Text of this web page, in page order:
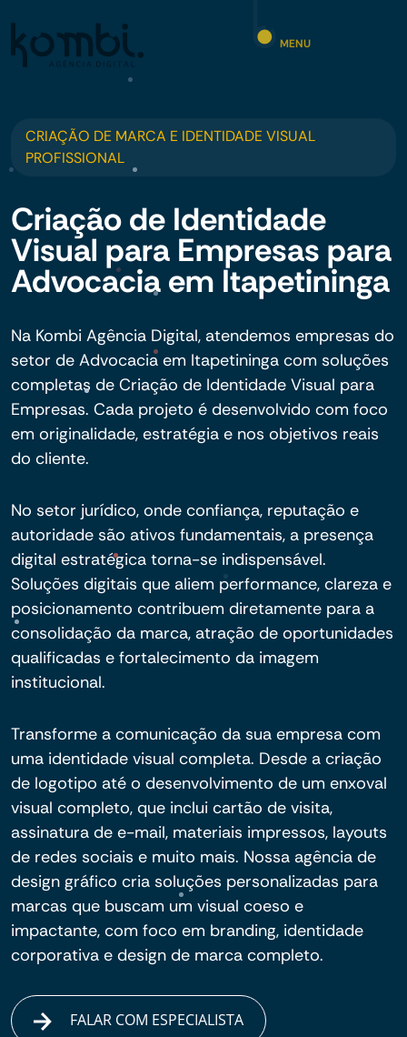
MENU
CRIAÇÃO DE MARCA E IDENTIDADE VISUAL
PROFISSIONAL
Criação de Identidade
Visual para Empresas para
Advocacia em Itapetininga
Na Kombi Agência Digital, atendemos empresas do
setor de Advocacia em Itapetininga com soluções
completas de Criação de Identidade Visual para
Empresas. Cada projeto é desenvolvido com foco
em originalidade, estratégia e nos objetivos reais
do cliente.
No setor jurídico, onde confiança, reputação e
autoridade são ativos fundamentais, a presença
digital estratégica torna-se indispensável.
Soluções digitais que aliem performance, clareza e
posicionamento contribuem diretamente para a
consolidação da marca, atração de oportunidades
qualificadas e fortalecimento da imagem
institucional.
Transforme a comunicação da sua empresa com
uma identidade visual completa. Desde a criação
de logotipo até o desenvolvimento de um enxoval
visual completo, que inclui cartão de visita,
assinatura de e-mail, materiais impressos, layouts
de redes sociais e muito mais. Nossa agência de
design gráfico cria soluções personalizadas para
marcas que buscam um visual coeso e
impactante, com foco em branding, identidade
corporativa e design de marca completo.
FALAR COM ESPECIALISTA